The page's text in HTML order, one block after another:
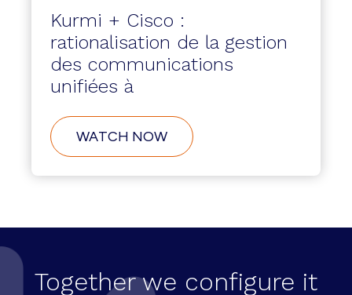
Kurmi + Cisco :
rationalisation de la gestion
des communications
unifiées à
WATCH NOW
Together we configure it